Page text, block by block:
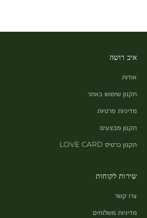
איב רושה
אודות
תקנון שימוש באתר
מדיניות פרטיות
תקנון מבצעים
תקנון כרטיס LOVE CARD
שירות לקוחות
צרו קשר
מדיניות משלוחים